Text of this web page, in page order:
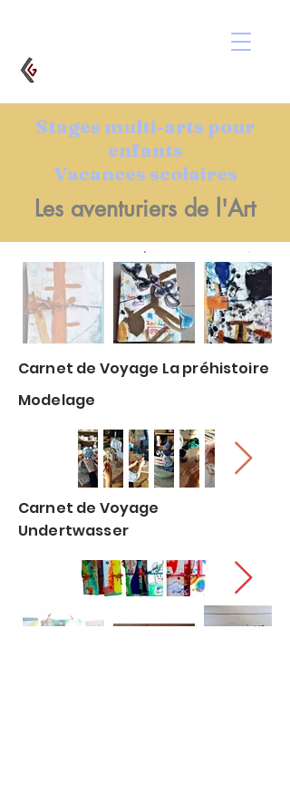
Stages multi-arts pour
enfants
Vacances scolaires
Les aventuriers de l'Art
Carnet de Voyage La préhistoire
Modelage
Carnet de Voyage
Undertwasser